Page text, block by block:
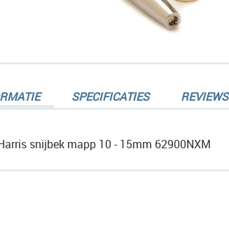
snijbek mapp 10 - 15mm 62900NXM
SPECIFICATIES REVIEWS